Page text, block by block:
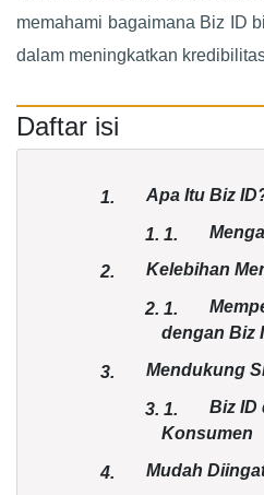
memahami bagaimana Biz ID
dalam meningkatkan
Daftar isi
1. Apa Itu Biz
1. 1.
2. Kelebihan
2. 1.
dengan Biz
3. Mendukung
3. 1.
Biz ID
Konsumen
4. Mudah